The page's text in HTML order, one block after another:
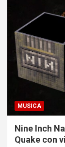
MUSICA
Nine Inch
Quake con